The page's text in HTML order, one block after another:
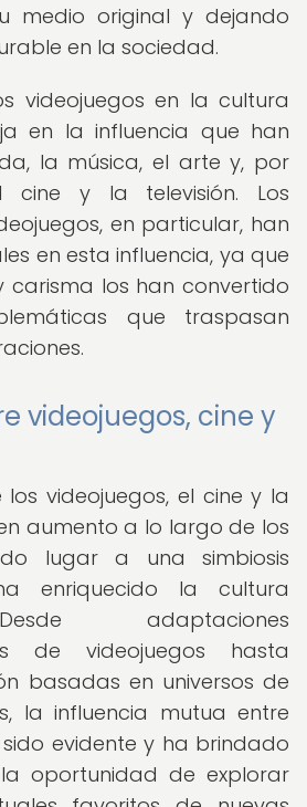
medio original y dejando
en la sociedad.
videojuegos en la cultura
en la influencia que han
la música, el arte y, por
cine y la televisión. Los
en particular, han
en esta influencia, ya que
los han convertido
que traspasan
videojuegos, cine y
videojuegos, el cine y la
aumento a lo largo de los
lugar a una simbiosis
enriquecido la cultura
adaptaciones
de videojuegos hasta
basadas en universos de
la influencia mutua entre
evidente y ha brindado
oportunidad de explorar